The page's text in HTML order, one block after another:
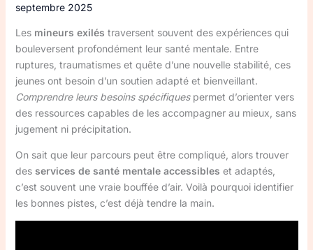
septembre 2025
Les mineurs exilés traversent souvent des expériences qui
bouleversent profondément leur santé mentale. Entre
ruptures, traumatismes et quête d’une nouvelle stabilité, ces
jeunes ont besoin d’un soutien adapté et bienveillant.
Comprendre leurs besoins spécifiquespermet d’orienter vers
des ressources capables de les accompagner au mieux, sans
jugement ni précipitation.
On sait que leur parcours peut être compliqué, alors trouver
des services de santé mentale accessibles et adaptés,
c’est souvent une vraie bouffée d’air. Voilà pourquoi identifier
les bonnes pistes, c’est déjà tendre la main.